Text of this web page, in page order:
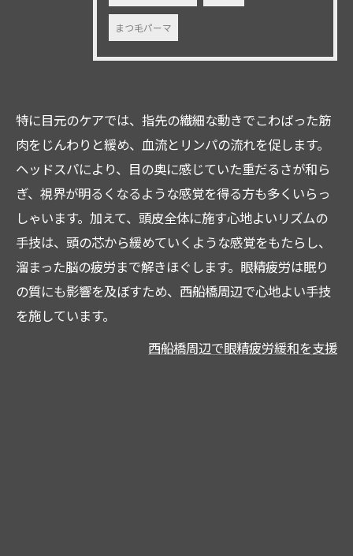
まつ毛パーマ
特に目元のケアでは、指先の繊細な動きでこわばった筋
肉をじんわりと緩め、血流とリンパの流れを促します。
ヘッドスパにより、目の奥に感じていた重だるさが和ら
ぎ、視界が明るくなるような感覚を得る方も多くいらっ
しゃいます。加えて、頭皮全体に施す心地よいリズムの
手技は、頭の芯から緩めていくような感覚をもたらし、
溜まった脳の疲労まで解きほぐします。眼精疲労は眠り
の質にも影響を及ぼすため、西船橋周辺で心地よい手技
を施しています。
西船橋周辺で眼精疲労緩和を支援